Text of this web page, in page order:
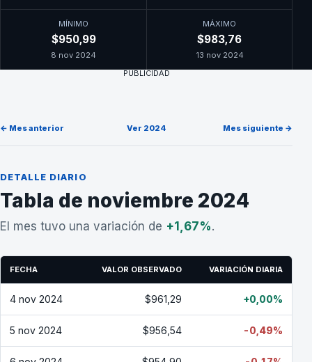
MÍNIMO
$950,99
8 nov 2024
MÁXIMO
$983,76
13 nov 2024
PUBLICIDAD
← Mes anterior Ver 2024 Mes siguiente →
DETALLE DIARIO
Tabla de noviembre 2024
El mes tuvo una variación de +1,67%.
FECHA VALOR OBSERVADO VARIACIÓN DIARIA
4 nov 2024 $961,29 +0,00%
5 nov 2024 $956,54 -0,49%